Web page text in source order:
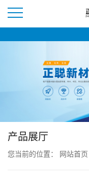
公
产品展厅
您当前的位置： 网站首页